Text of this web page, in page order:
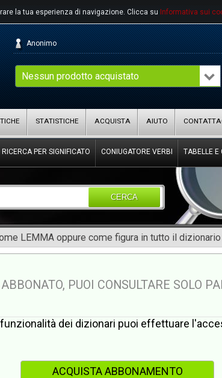
la tua esperienza di navigazione. Clicca su Informativa sui
Nessun prodotto acquistato
Anonimo
STATISTICHE ACQUISTA AIUTO
RICERCA PER SIGNIFICATO CONIUGATORE VERBI TABELLE E
CERCA
LEMMA oppure come figura in tutto il dizionario
PUOI CONSULTARE SOLO
dei dizionari puoi effettuare
ACQUISTA ABBONAMENTO